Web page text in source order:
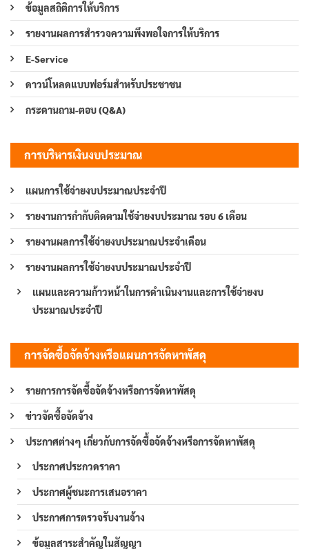
ข้อมูลสถิติการให้บริการ
รายงานผลการสำรวจความพึงพอใจการให้บริการ
E-Service
ดาวน์โหลดแบบฟอร์มสำหรับประชาชน
กระดานถาม-ตอบ (Q&A)
การบริหารเงินงบประมาณ
แผนการใช้จ่ายงบประมาณประจำปี
รายงานการกำกับติดตามใช้จ่ายงบประมาณ รอบ 6 เดือน
รายงานผลการใช้จ่ายงบประมาณประจำเดือน
รายงานผลการใช้จ่ายงบประมาณประจำปี
แผนและความก้าวหน้าในการดำเนินงานและการใช้จ่ายงบ
ประมาณประจำปี
การจัดซื้อจัดจ้างหรือแผนการจัดหาพัสดุ
รายการการจัดซื้อจัดจ้างหรือการจัดหาพัสดุ
ข่าวจัดซื้อจัดจ้าง
ประกาศต่างๆ เกี่ยวกับการจัดซื้อจัดจ้างหรือการจัดหาพัสดุ
ประกาศประกวดราคา
ประกาศผู้ชนะการเสนอราคา
ประกาศการตรวจรับงานจ้าง
ข้อมูลสาระสำคัญในสัญญา